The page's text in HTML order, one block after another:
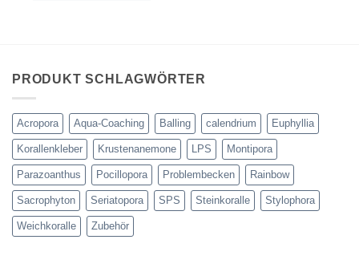
PRODUKT SCHLAGWÖRTER
Acropora Aqua-Coaching Balling calendrium Euphyllia
Korallenkleber Krustenanemone LPS Montipora
Parazoanthus Pocillopora Problembecken Rainbow
Sacrophyton Seriatopora SPS Steinkoralle Stylophora
Weichkoralle Zubehör